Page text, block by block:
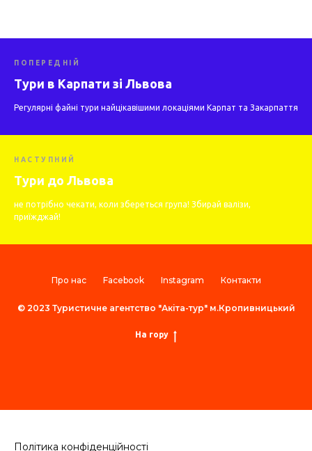
ПОПЕРЕДНІЙ
Тури в Карпати зі Львова
Регулярні файні тури найцікавішими локаціями Карпат та Закарпаття
НАСТУПНИЙ
Тури до Львова
не потрібно чекати, коли збереться група! Збирай валізи,
приїжджай!
Про нас Facebook Instagram Контакти
© 2023 Туристичне агентство "Акіта-тур" м.Кропивницький
На гору
Політика конфіденційності